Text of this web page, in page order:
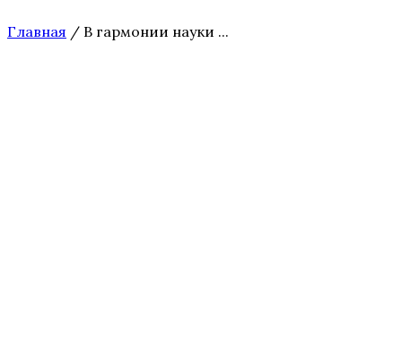
Главная / В гармонии науки ...